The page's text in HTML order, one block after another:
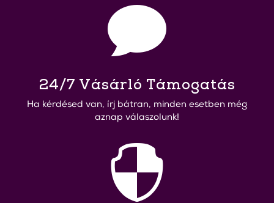

24/7 Vásárló Támogatás
Ha kérdésed van, írj bátran, minden esetben még
aznap válaszolunk!
